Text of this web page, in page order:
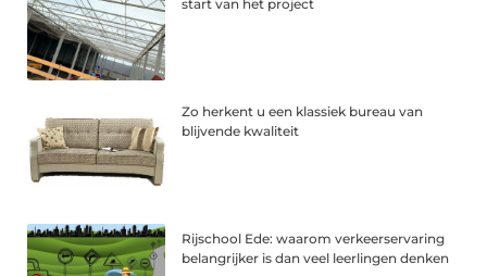
start van het project
Zo herkent u een klassiek bureau van
blijvende kwaliteit
Rijschool Ede: waarom verkeerservaring
belangrijker is dan veel leerlingen denken